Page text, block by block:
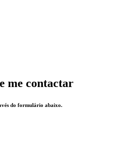
me contactar
do formulário abaixo.